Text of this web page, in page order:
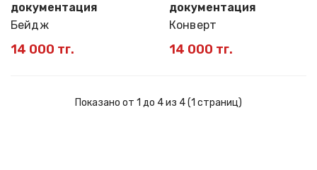
документация
Бейдж
14 000 тг.
документация
Конверт
14 000 тг.
Показано от 1 до 4 из 4 (1 страниц)